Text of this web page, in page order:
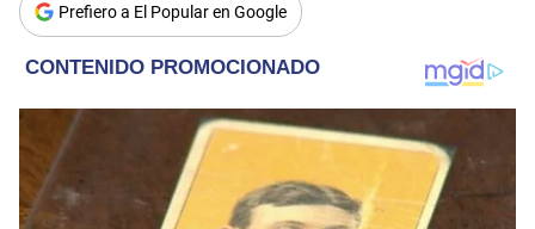
Prefiero a El Popular en Google